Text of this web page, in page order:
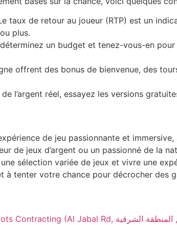
taux de retour au joueur (RTP) est un
plus.
un budget et tenez-vous-en
offrent des bonus de bienvenue, des
l’argent réel, essayez les versions
de jeu passionnante et
de jeux d’argent ou un passionné de la
sélection variée de jeux et vivre une
à tenter votre chance pour décrocher des